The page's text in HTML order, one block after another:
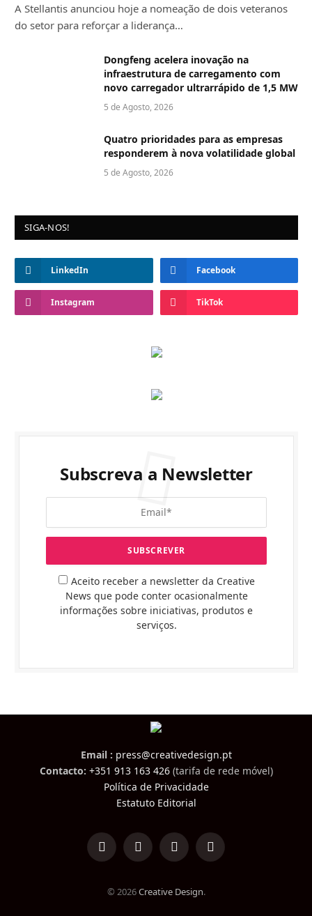
A Stellantis anunciou hoje a nomeação de dois veteranos
do setor para reforçar a liderança…
Dongfeng acelera inovação na
infraestrutura de carregamento com
novo carregador ultrarrápido de 1,5 MW
5 de Agosto, 2026
Quatro prioridades para as empresas
responderem à nova volatilidade global
5 de Agosto, 2026
SIGA-NOS!
LinkedIn Facebook
Instagram TikTok
Subscreva a Newsletter
Aceito receber a newsletter da Creative
News que pode conter ocasionalmente
informações sobre iniciativas, produtos e
serviços.
Email : press@creativedesign.pt
Contacto: +351 913 163 426(tarifa de rede móvel)
Política de Privacidade
Estatuto Editorial
LinkedInFacebookInstagramTikTok
© 2026Creative Design.